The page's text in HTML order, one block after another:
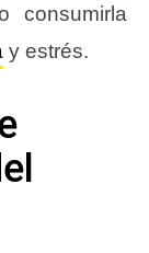
consumirla
y estrés.